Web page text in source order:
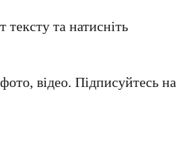
та натисніть
відео. Підписуйтесь на